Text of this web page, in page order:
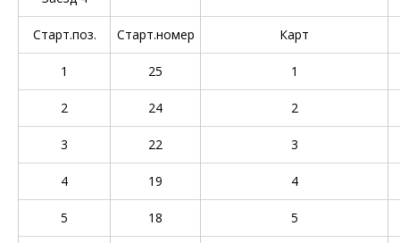
Старт.поз. Старт.номер Карт
1 25 1
2 24 2
3 22 3
4 19 4
5 18 5